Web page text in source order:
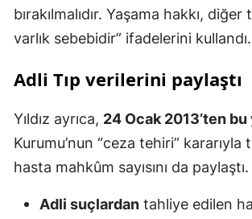
bırakılmalıdır. Yaşama hakkı, diğer
varlık sebebidir” ifadelerini kullandı.
Adli Tıp verilerini paylaştı
Yıldız ayrıca, 24 Ocak 2013’ten bu
Kurumu’nun “ceza tehiri” kararıyla
hasta mahkûm sayısını da
Adli suçlardan tahliye edilen